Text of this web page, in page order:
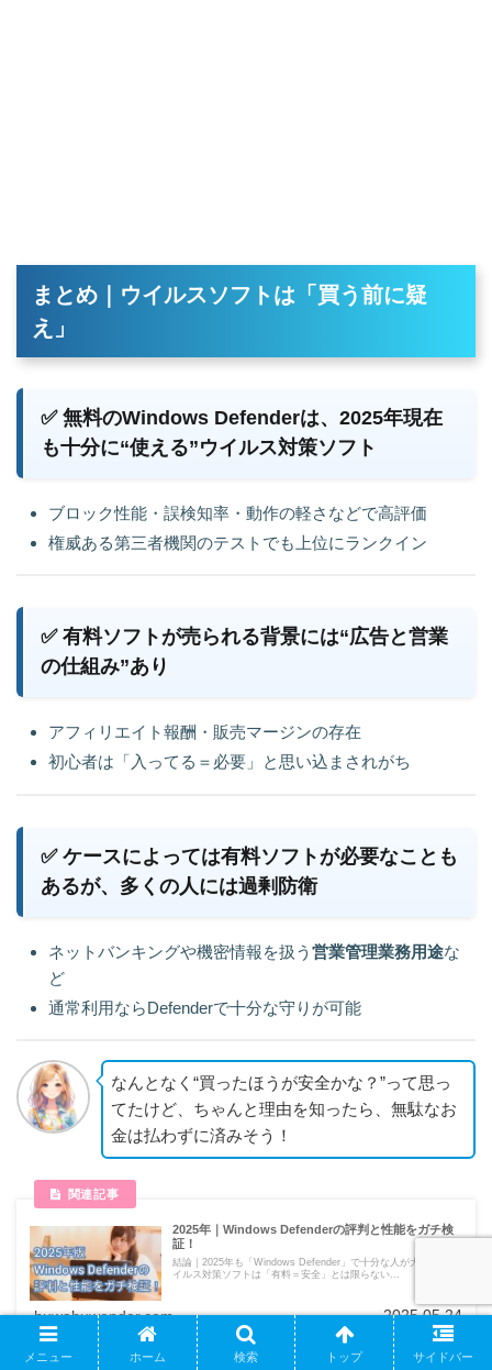
まとめ｜ウイルスソフトは「買う前に疑
え」
✅ 無料のWindows Defenderは、2025年現在
も十分に“使える”ウイルス対策ソフト
ブロック性能・誤検知率・動作の軽さなどで高評価
権威ある第三者機関のテストでも上位にランクイン
✅ 有料ソフトが売られる背景には“広告と営業
の仕組み”あり
アフィリエイト報酬・販売マージンの存在
初心者は「入ってる＝必要」と思い込まされがち
✅ ケースによっては有料ソフトが必要なことも
あるが、多くの人には過剰防衛
ネットバンキングや機密情報を扱う 営業管理業務用途な
ど
通常利用ならDefenderで十分な守りが可能
なんとなく“買ったほうが安全かな？”って思っ
てたけど、ちゃんと理由を知ったら、無駄なお
金は払わずに済みそう！
2025年｜Windows Defenderの評判と性能をガチ検
証！
結論｜2025年も「Windows Defender」で十分な人が大多数！ウ
イルス対策ソフトは「有料＝安全」とは限らない...
huwahuwander.com 2025.05.24
メニュー ホーム 検索 トップ サイドバー